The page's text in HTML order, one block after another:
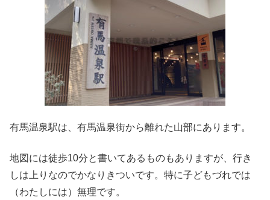
有馬温泉駅は、有馬温泉街から離れた山部にあります。
地図には徒歩10分と書いてあるものもありますが、行き
しは上りなのでかなりきついです。特に子どもづれでは
（わたしには）無理です。